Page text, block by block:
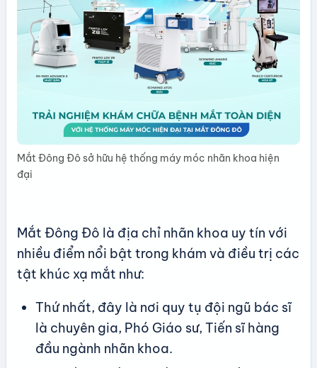
Mắt Đông Đô sở hữu hệ thống máy móc nhãn khoa hiện
đại
Mắt Đông Đô là địa chỉ nhãn khoa uy tín với
nhiều điểm nổi bật trong khám và điều trị các
tật khúc xạ mắt như:
Thứ nhất, đây là nơi quy tụ đội ngũ bác sĩ
là chuyên gia, Phó Giáo sư, Tiến sĩ hàng
đầu ngành nhãn khoa.